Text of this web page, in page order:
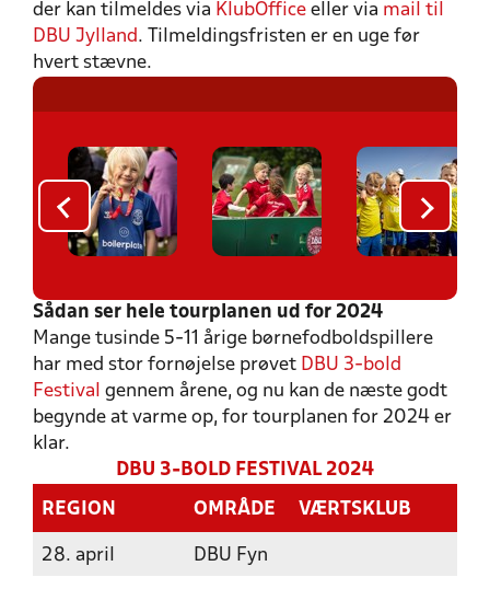
der kan tilmeldes via KlubOffice eller via mail til
DBU Jylland. Tilmeldingsfristen er en uge før
hvert stævne.
Sådan ser hele tourplanen ud for 2024
Mange tusinde 5-11 årige børnefodboldspillere
har med stor fornøjelse prøvet DBU 3-bold
Festival gennem årene, og nu kan de næste godt
begynde at varme op, for tourplanen for 2024 er
klar.
DBU 3-BOLD FESTIVAL 2024
28. april DBU Fyn
REGION OMRÅDE VÆRTSKLUB